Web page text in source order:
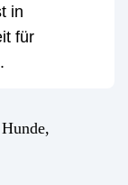
in
für